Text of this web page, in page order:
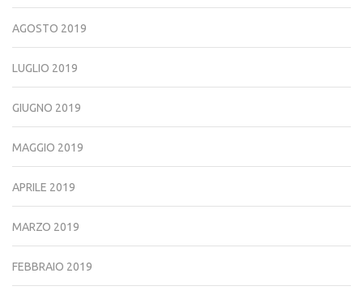
AGOSTO 2019
LUGLIO 2019
GIUGNO 2019
MAGGIO 2019
APRILE 2019
MARZO 2019
FEBBRAIO 2019